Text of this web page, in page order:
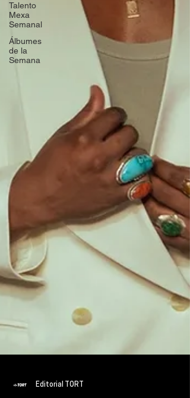
Talento
Mexa
Semanal
Álbumes
de la
Semana